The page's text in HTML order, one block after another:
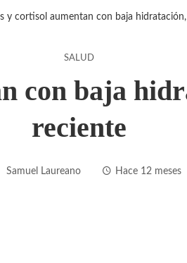
y cortisol aumentan con baja
SALUD
con baja
reciente
Samuel Laureano Hace 12 meses